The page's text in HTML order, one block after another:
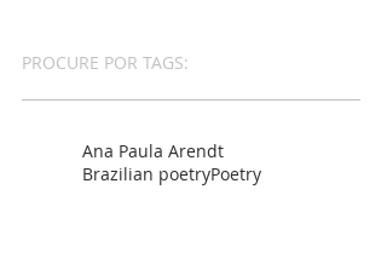
PROCURE POR TAGS:
Ana Paula Arendt
Brazilian poetryPoetry